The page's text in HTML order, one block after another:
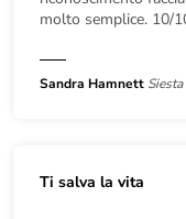
molto semplice. 10/
Sandra Hamnett
Ti salva la vita